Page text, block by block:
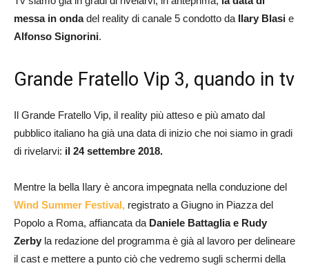
messa in ondadel reality di canale 5 condotto da Ilary Blasi e
Alfonso Signorini.
Grande Fratello Vip 3, quando in tv
Il Grande Fratello Vip, il reality più atteso e più amato dal
pubblico italiano ha già una data di inizio che noi siamo in gradi
di rivelarvi: il 24 settembre 2018.
Mentre la bella Ilary è ancora impegnata nella conduzione del
Wind Summer Festival, registrato a Giugno in Piazza del
Popolo a Roma, affiancata da Daniele Battaglia e Rudy
Zerby la redazione del programma è già al lavoro per delineare
il cast e mettere a punto ciò che vedremo sugli schermi della